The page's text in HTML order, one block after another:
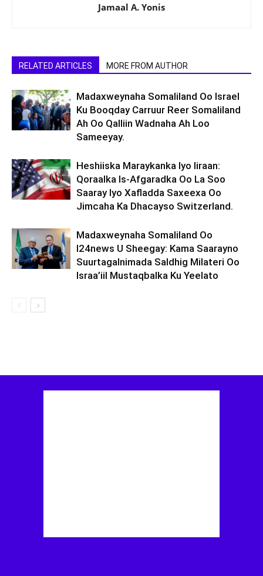
Jamaal A. Yonis
RELATED ARTICLES MORE FROM AUTHOR
Madaxweynaha Somaliland Oo Israel
Ku Booqday Carruur Reer Somaliland
Ah Oo Qalliin Wadnaha Ah Loo
Sameeyay.
Heshiiska Maraykanka Iyo Iiraan:
Qoraalka Is-Afgaradka Oo La Soo
Saaray Iyo Xafladda Saxeexa Oo
Jimcaha Ka Dhacayso Switzerland.
Madaxweynaha Somaliland Oo
I24news U Sheegay: Kama Saarayno
Suurtagalnimada Saldhig Milateri Oo
Israa’iil Mustaqbalka Ku Yeelato